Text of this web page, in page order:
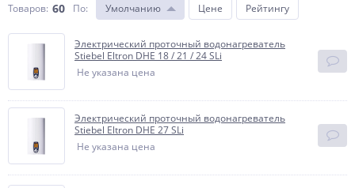
Товаров: 60 По: Умолчанию Цене Рейтингу
Электрический проточный водонагреватель
Stiebel Eltron DHE 18 / 21 / 24 SLi
Не указана цена
Электрический проточный водонагреватель
Stiebel Eltron DHE 27 SLi
Не указана цена